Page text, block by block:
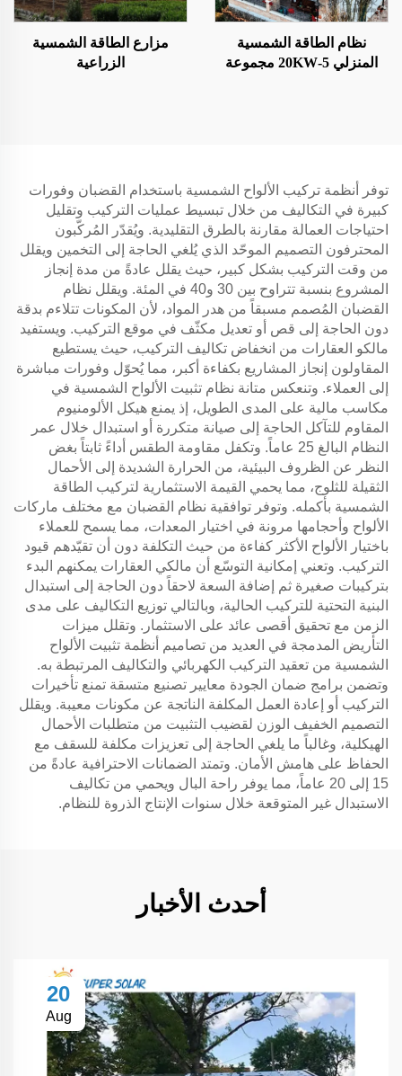
نظام الطاقة الشمسية
المنزلي 5-20KW مجموعة
مزارع الطاقة الشمسية
الزراعية
توفر أنظمة تركيب الألواح الشمسية باستخدام القضبان وفورات
كبيرة في التكاليف من خلال تبسيط عمليات التركيب وتقليل
احتياجات العمالة مقارنة بالطرق التقليدية. ويُقدّر المُركّبون
المحترفون التصميم الموحّد الذي يُلغي الحاجة إلى التخمين ويقلل
من وقت التركيب بشكل كبير، حيث يقلل عادةً من مدة إنجاز
المشروع بنسبة تتراوح بين 30 و40 في المئة. ويقلل نظام
القضبان المُصمم مسبقاً من هدر المواد، لأن المكونات تتلاءم بدقة
دون الحاجة إلى قص أو تعديل مكثّف في موقع التركيب. ويستفيد
مالكو العقارات من انخفاض تكاليف التركيب، حيث يستطيع
المقاولون إنجاز المشاريع بكفاءة أكبر، مما يُحوّل وفورات مباشرة
إلى العملاء. وتنعكس متانة نظام تثبيت الألواح الشمسية في
مكاسب مالية على المدى الطويل، إذ يمنع هيكل الألومنيوم
المقاوم للتآكل الحاجة إلى صيانة متكررة أو استبدال خلال عمر
النظام البالغ 25 عاماً. وتكفل مقاومة الطقس أداءً ثابتاً بغض
النظر عن الظروف البيئية، من الحرارة الشديدة إلى الأحمال
الثقيلة للثلوج، مما يحمي القيمة الاستثمارية لتركيب الطاقة
الشمسية بأكمله. وتوفر توافقية نظام القضبان مع مختلف ماركات
الألواح وأحجامها مرونة في اختيار المعدات، مما يسمح للعملاء
باختيار الألواح الأكثر كفاءة من حيث التكلفة دون أن تقيّدهم قيود
التركيب. وتعني إمكانية التوسّع أن مالكي العقارات يمكنهم البدء
بتركيبات صغيرة ثم إضافة السعة لاحقاً دون الحاجة إلى استبدال
البنية التحتية للتركيب الحالية، وبالتالي توزيع التكاليف على مدى
الزمن مع تحقيق أقصى عائد على الاستثمار. وتقلل ميزات
التأريض المدمجة في العديد من تصاميم أنظمة تثبيت الألواح
الشمسية من تعقيد التركيب الكهربائي والتكاليف المرتبطة به.
وتضمن برامج ضمان الجودة معايير تصنيع متسقة تمنع تأخيرات
التركيب أو إعادة العمل المكلفة الناتجة عن مكونات معيبة. ويقلل
التصميم الخفيف الوزن لقضيب التثبيت من متطلبات الأحمال
الهيكلية، وغالباً ما يلغي الحاجة إلى تعزيزات مكلفة للسقف مع
الحفاظ على هامش الأمان. وتمتد الضمانات الاحترافية عادةً من
15 إلى 20 عاماً، مما يوفر راحة البال ويحمي من تكاليف
الاستبدال غير المتوقعة خلال سنوات الإنتاج الذروة للنظام.
أحدث الأخبار
20
Aug